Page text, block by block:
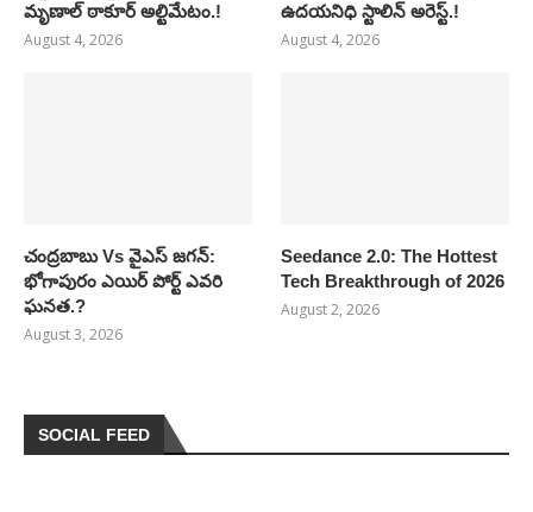
మృణాల్ ఠాకూర్ అల్టిమేటం.!
August 4, 2026
ఉదయనిధి స్టాలిన్ అరెస్ట్.!
August 4, 2026
చంద్రబాబు Vs వైఎస్ జగన్:
భోగాపురం ఎయిర్ పోర్ట్ ఎవరి
ఘనత.?
August 3, 2026
Seedance 2.0: The Hottest
Tech Breakthrough of 2026
August 2, 2026
SOCIAL FEED